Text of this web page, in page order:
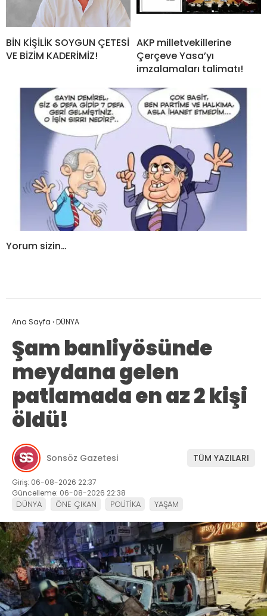
BİN KİŞİLİK SOYGUN ÇETESİ
VE BİZİM KADERİMİZ!
AKP milletvekillerine
Çerçeve Yasa’yı
imzalamaları talimatı!
Yorum sizin…
Ana Sayfa ›DÜNYA
Şam banliyösünde
meydana gelen
patlamada en az 2 kişi
öldü!
Sonsöz Gazetesi TÜM YAZILARI
Giriş: 06-08-2026 22:37
Güncelleme: 06-08-2026 22:38
DÜNYA ÖNE ÇIKAN POLİTİKA YAŞAM